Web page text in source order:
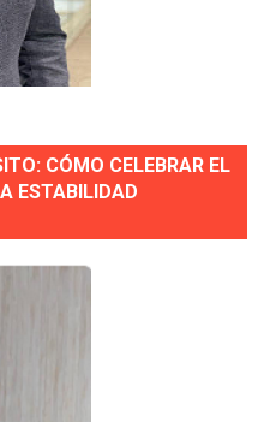
CÓMO CELEBRAR EL
ESTABILIDAD